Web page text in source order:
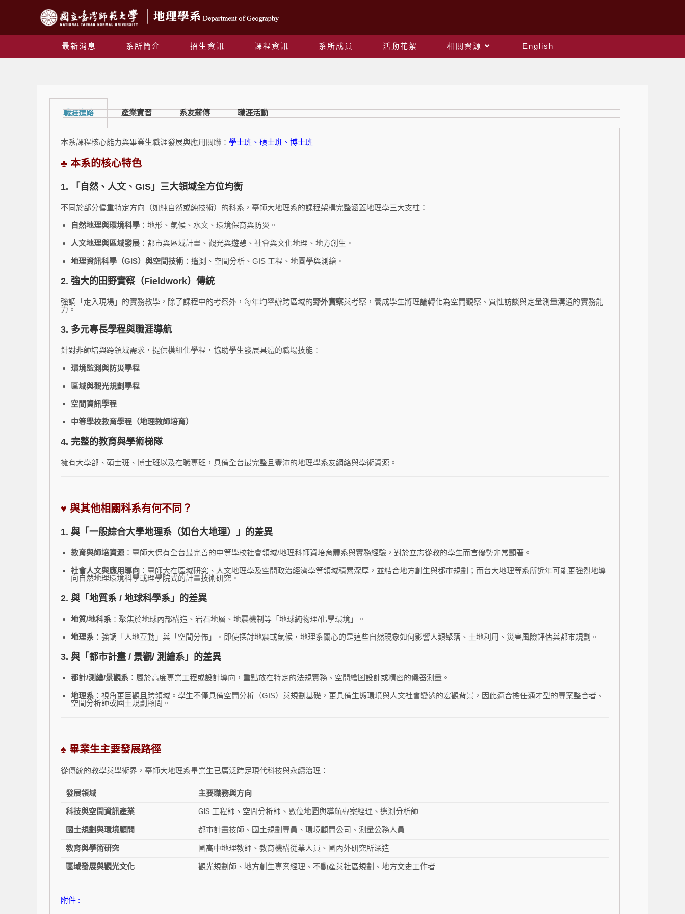
最新消息 系所簡介 招生資訊 課程資訊 系所成員 活動花絮 相關資源
English
職涯進路 產業實習 系友薪傳 職涯活動
本系課程核心能力與畢業生職涯發展與應用關聯： 學士班 、 碩士班 、 博士班
♣ 本系的核心特色
1. 「自然、人文、GIS」三大領域全方位均衡
不同於部分偏重特定方向（如純自然或純技術）的科系，臺師大地理系的課程架構完整涵蓋地理學三大支柱：
自然地理與環境科學 ：地形、氣候、水文、環境保育與防災。
人文地理與區域發展 ：都市與區域計畫、觀光與遊憩、社會與文化地理、地方創生。
地理資訊科學（GIS）與空間技術 ：遙測、空間分析、GIS 工程、地圖學與測繪。
2. 強大的田野實察（Fieldwork）傳統
強調「走入現場」的實務教學，除了課程中的考察外，每年均舉辦跨區域的野外實察與考察，養成學生將理論轉化為空間觀察、質性訪談與定量測量溝通的實務能
力。
3. 多元專長學程與職涯導航
針對非師培與跨領域需求，提供模組化學程，協助學生發展具體的職場技能：
環境監測與防災學程
區域與觀光規劃學程
空間資訊學程
中等學校教育學程（地理教師培育）
4. 完整的教育與學術梯隊
擁有大學部、碩士班、博士班以及在職專班，具備全台最完整且豐沛的地理學系友網絡與學術資源。
♥ 與其他相關科系有何不同？
1. 與「一般綜合大學地理系（如台大地理）」的差異
教育與師培資源 ：臺師大保有全台最完善的中等學校社會領域/地理科師資培育體系與實務經驗，對於立志從教的學生而言優勢非常顯著。
社會人文與應用導向 ：臺師大在區域研究、人文地理學及空間政治經濟學等領域積累深厚，並結合地方創生與都市規劃；而台大地理等系所近年可能更強烈地導
向自然地理環境科學或理學院式的計量技術研究。
2. 與「地質系 / 地球科學系」的差異
地質/地科系 ：聚焦於地球內部構造、岩石地層、地震機制等「地球純物理/化學環境」。
地理系 ：強調「人地互動」與「空間分佈」。即使探討地震或氣候，地理系關心的是這些自然現象如何影響人類聚落、土地利用、災害風險評估與都市規劃。
3. 與「都市計畫 / 景觀/ 測繪系」的差異
都計/測繪/景觀系 ：屬於高度專業工程或設計導向，重點放在特定的法規實務、空間繪圖設計或精密的儀器測量。
地理系 ：視角更巨觀且跨領域。學生不僅具備空間分析（GIS）與規劃基礎，更具備生態環境與人文社會變遷的宏觀背景，因此適合擔任通才型的專案整合者、
空間分析師或國土規劃顧問。
♠ 畢業生主要發展路徑
從傳統的教學與學術界，臺師大地理系畢業生已廣泛跨足現代科技與永續治理：
發展領域
主要職務與方向
科技與空間資訊產業
GIS 工程師、空間分析師、數位地圖與導航專案經理、遙測分析師
國土規劃與環境顧問
都市計畫技師、國土規劃專員、環境顧問公司、測量公務人員
教育與學術研究
國高中地理教師、教育機構從業人員、國內外研究所深造
區域發展與觀光文化
觀光規劃師、地方創生專案經理、不動產與社區規劃、地方文史工作者
附件 :